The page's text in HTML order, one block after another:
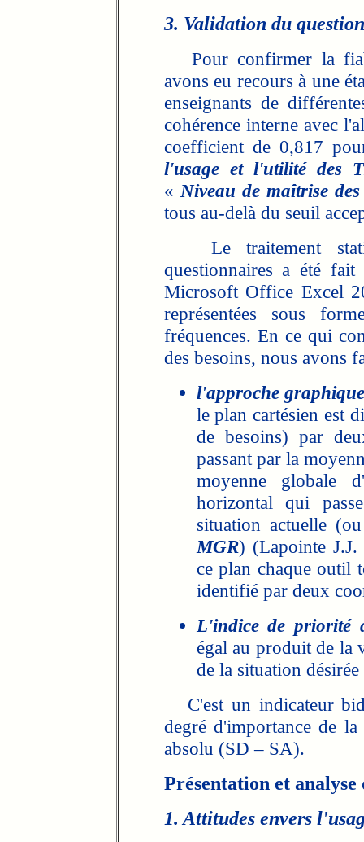
3. Validation du
Pour confirmer la
avons eu recours à une
enseignants de
cohérence interne avec
coefficient de 0,817
l'usage et l'utilité des
« Niveau de maîtrise
tous au-delà du seuil
Le traitement
questionnaires a été
Microsoft Office Excel
représentées sous
fréquences. En ce qui
des besoins, nous avons
l'approche
le plan cartésien est
de besoins) par
passant par la
moyenne globale
horizontal qui
situation actuelle
MGR) (Lapointe
ce plan chaque outil
identifié par deux
L'indice de priorité
égal au produit de la
de la situation
C'est un indicateur
degré d'importance de
absolu (SD – SA).
Présentation et
1. Attitudes envers